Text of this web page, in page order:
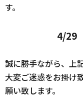
す。
4/29
誠に勝手ながら、上
大変ご迷惑をお掛け
願い致します。